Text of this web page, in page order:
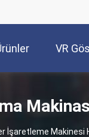
VR
İşaretleme